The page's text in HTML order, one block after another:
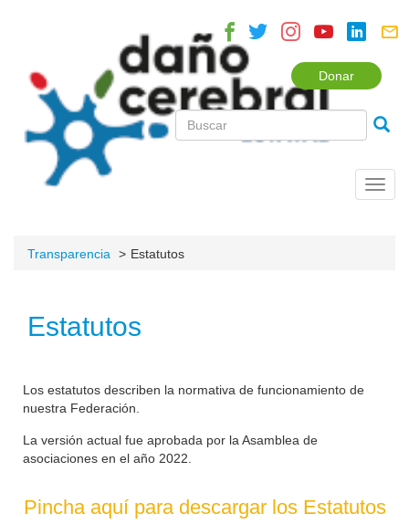
Donar
Transparencia Estatutos
Estatutos
Los estatutos describen la normativa de funcionamiento de
nuestra Federación.
La versión actual fue aprobada por la Asamblea de
asociaciones en el año 2022.
Pincha aquí para descargar los Estatutos